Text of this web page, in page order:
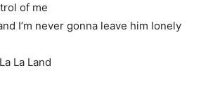
of me
I’m never gonna leave him lonely
La Land